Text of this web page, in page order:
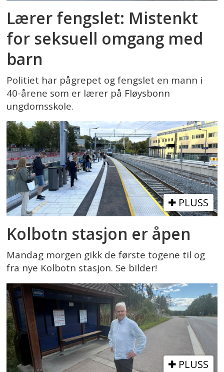
Lærer fengslet: Mistenkt
for seksuell omgang med
barn
Politiet har pågrepet og fengslet en mann i
40-årene som er lærer på Fløysbonn
ungdomsskole.
PLUSS
Kolbotn stasjon er åpen
Mandag morgen gikk de første togene til og
fra nye Kolbotn stasjon. Se bilder!
PLUSS